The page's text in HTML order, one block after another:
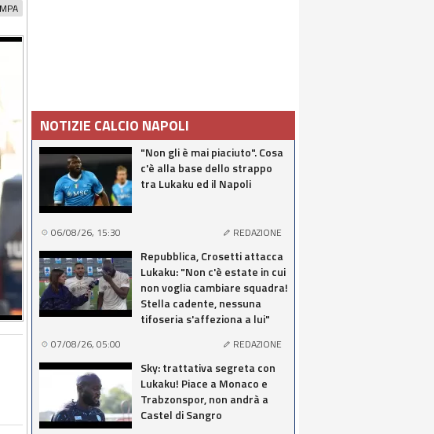
NOTIZIE CALCIO NAPOLI
"Non gli è mai piaciuto". Cosa
c'è alla base dello strappo
tra Lukaku ed il Napoli
06/08/26, 15:30 REDAZIONE
Repubblica, Crosetti attacca
Lukaku: "Non c'è estate in cui
non voglia cambiare squadra!
Stella cadente, nessuna
tifoseria s'affeziona a lui"
07/08/26, 05:00 REDAZIONE
Sky: trattativa segreta con
Lukaku! Piace a Monaco e
Trabzonspor, non andrà a
Castel di Sangro